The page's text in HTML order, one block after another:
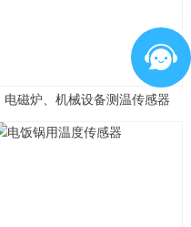
电磁炉、机械设备测温传感器